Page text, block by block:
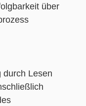
über
durch Lesen